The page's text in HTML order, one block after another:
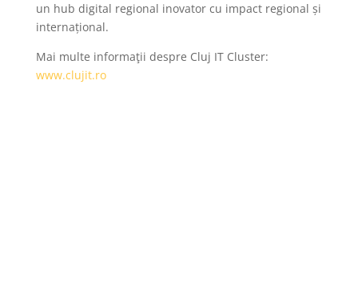
un hub digital regional inovator cu impact regional și
internațional.
Mai multe informaţii despre Cluj IT Cluster:
www.clujit.ro